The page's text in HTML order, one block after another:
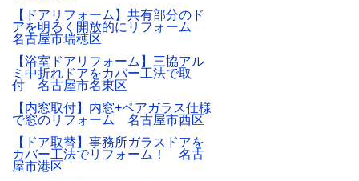
【ドアリフォーム】共有部分のド
アを明るく開放的にリフォーム
名古屋市瑞穂区
【浴室ドアリフォーム】三協アル
ミ中折れドアをカバー工法で取
付 名古屋市名東区
【内窓取付】内窓+ペアガラス仕様
で窓のリフォーム 名古屋市西区
【ドア取替】事務所ガラスドアを
カバー工法でリフォーム！ 名古
屋市港区